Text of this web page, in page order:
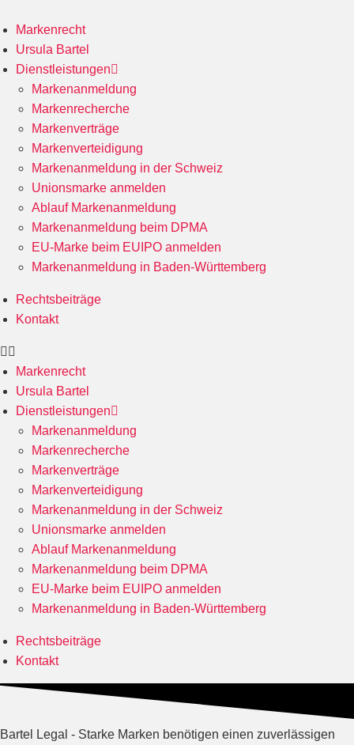
Inhalt
wechseln
Markenrecht
Ursula Bartel
Dienstleistungen
Markenanmeldung
Markenrecherche
Markenverträge
Markenverteidigung
Markenanmeldung in der Schweiz
Unionsmarke anmelden
Ablauf Markenanmeldung
Markenanmeldung beim DPMA
EU-Marke beim EUIPO anmelden
Markenanmeldung in Baden-Württemberg
Rechtsbeiträge
Kontakt
Markenrecht
Ursula Bartel
Dienstleistungen
Markenanmeldung
Markenrecherche
Markenverträge
Markenverteidigung
Markenanmeldung in der Schweiz
Unionsmarke anmelden
Ablauf Markenanmeldung
Markenanmeldung beim DPMA
EU-Marke beim EUIPO anmelden
Markenanmeldung in Baden-Württemberg
Rechtsbeiträge
Kontakt
Bartel Legal - Starke Marken benötigen einen zuverlässigen